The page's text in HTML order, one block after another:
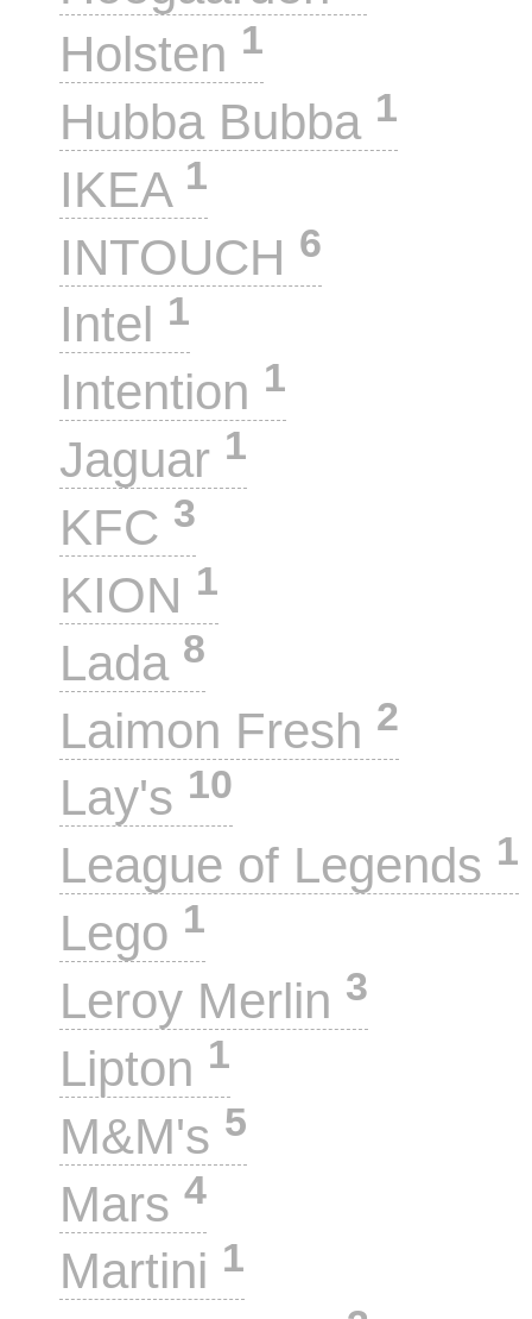
Holsten 1
Hubba Bubba 1
IKEA 1
INTOUCH 6
Intel 1
Intention 1
Jaguar 1
KFC 3
KION 1
Lada 8
Laimon Fresh 2
Lay's 10
League of Legends 1
Lego 1
Leroy Merlin 3
Lipton 1
M&M's 5
Mars 4
Martini 1